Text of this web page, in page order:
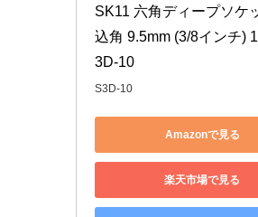
SK11 六角ディープソケ
込角 9.5mm (3/8インチ)
3D-10
S3D-10
Amazonで見る
楽天市場で見る